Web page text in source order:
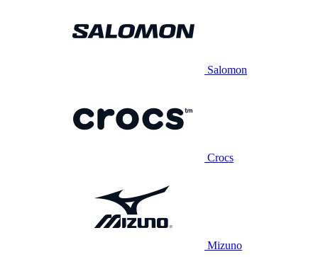
Salomon
Crocs
Mizuno